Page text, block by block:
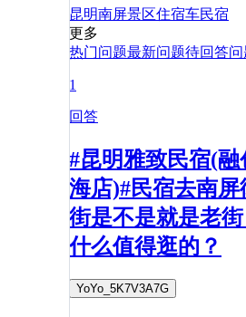
昆明南屏景区住宿车民宿
更多
热门问题最新问题待回答问
1
回答
#昆明雅致民宿(
海店)#民宿去南
街是不是就是老
什么值得逛的？
YoYo_5K7V3A7G